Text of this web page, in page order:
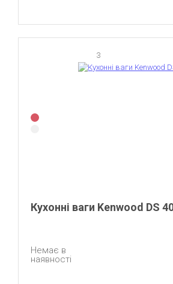
3
Кухонні ваги Kenwood DS
Немає в
наявності